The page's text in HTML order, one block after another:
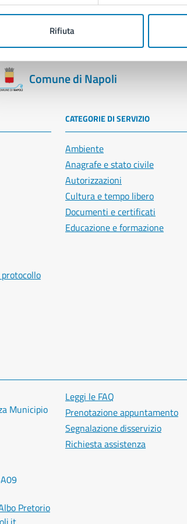
Rifiuta
Comune di Napoli
CATEGORIE DI SERVIZIO
Ambiente
Anagrafe e stato civile
Autorizzazioni
Cultura e tempo libero
Documenti e certificati
Educazione e formazione
Municipio
Pretorio
Leggi le FAQ
Prenotazione appuntamento
Segnalazione disservizio
Richiesta assistenza